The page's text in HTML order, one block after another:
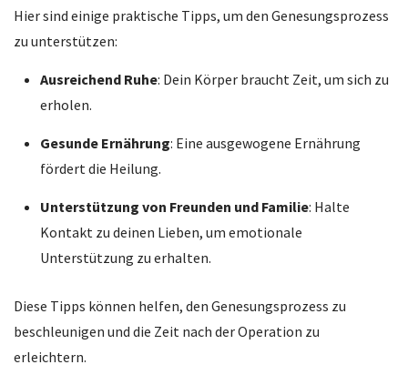
Hier sind einige praktische Tipps, um den Genesungsprozess
zu unterstützen:
Ausreichend Ruhe: Dein Körper braucht Zeit, um sich zu
erholen.
Gesunde Ernährung: Eine ausgewogene Ernährung
fördert die Heilung.
Unterstützung von Freunden und Familie: Halte
Kontakt zu deinen Lieben, um emotionale
Unterstützung zu erhalten.
Diese Tipps können helfen, den Genesungsprozess zu
beschleunigen und die Zeit nach der Operation zu
erleichtern.